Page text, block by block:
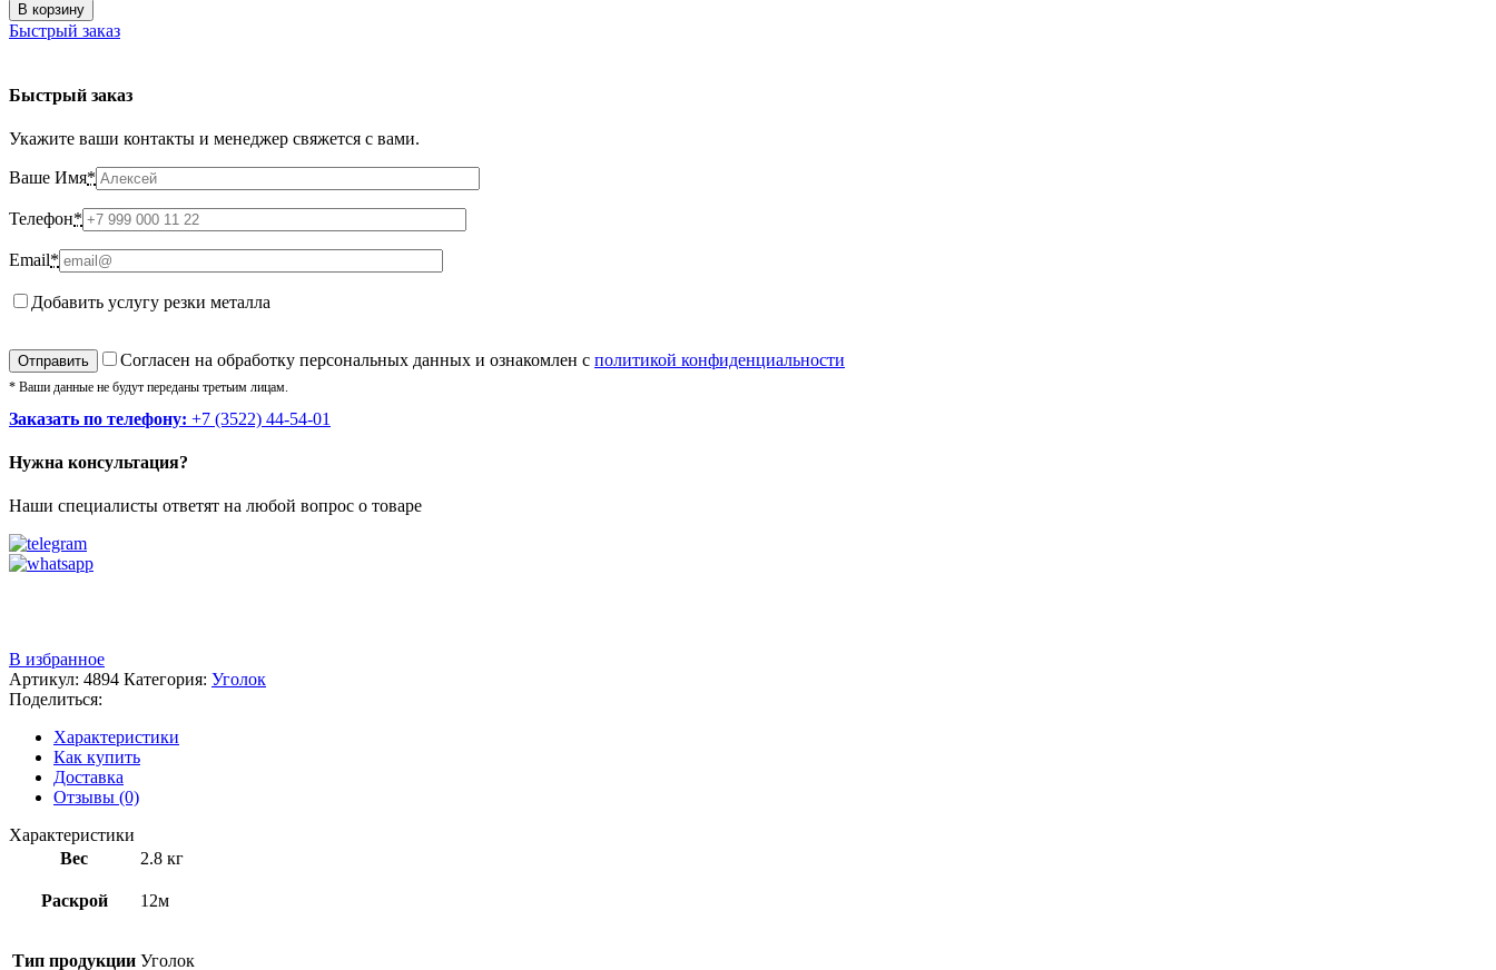
В корзину
Быстрый заказ
Быстрый заказ
Укажите ваши контакты и менеджер свяжется с вами.
Ваше Имя*
Телефон*
Email*
Добавить услугу резки металла
Cогласен на обработку персональных данных и ознакомлен с политикой конфиденциальности
* Ваши данные не будут переданы третьим лицам.
Заказать по телефону: +7 (3522) 44-54-01
Нужна консультация?
Наши специалисты ответят на любой вопрос о товаре
В избранное
Артикул: 4894 Категория: Уголок
Поделиться:
Характеристики
Как купить
Доставка
Отзывы (0)
Характеристики
Вес
2.8 кг
Раскрой 12м
Тип продукции Уголок